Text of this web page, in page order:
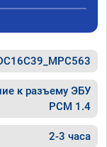
к разъему ЭБУ
PCM 1.4
2-3 часа